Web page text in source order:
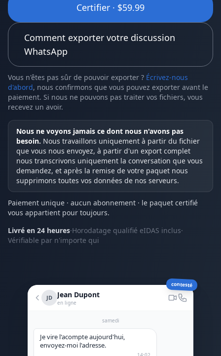
Certifier · $59.99
Comment exporter votre discussion
WhatsApp
Vous n'êtes pas sûr de pouvoir exporter ? Écrivez-nous
d'abord, nous confirmons que vous pouvez exporter avant le
paiement. Si nous ne pouvons pas traiter vos fichiers, vous
recevez un avoir.
Nous ne voyons jamais ce dont nous n'avons pas
besoin. Nous travaillons uniquement à partir du fichier
que vous nous envoyez, à partir d'un export complet
nous transcrivons uniquement la conversation que vous
demandez, et après la remise de votre paquet nous
supprimons toutes vos données de nos serveurs.
Paiement unique · aucun abonnement · le paquet certifié
vous appartient pour toujours.
Livré en 24 heures·Horodatage qualifié eIDAS inclus·
Vérifiable par n'importe qui
JD Jean Dupont
en ligne
samedi
Je vire l'acompte aujourd'hui,
envoyez-moi l'adresse.
contesté